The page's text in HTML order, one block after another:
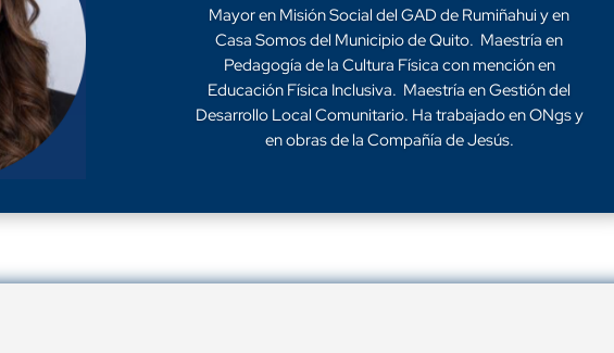
Mayor en Misión Social del GAD de Rumiñahui y en
Casa Somos del Municipio de Quito. Maestría en
Pedagogía de la Cultura Física con mención en
Educación Física Inclusiva. Maestría en Gestión del
Desarrollo Local Comunitario. Ha trabajado en ONgs y
en obras de la Compañía de Jesús.